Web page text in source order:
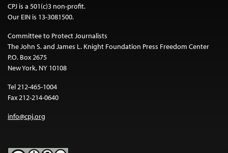
CPJ is a 501(c)3 non-profit.
Our EIN is 13-3081500.
Committee to Protect Journalists
The John S. and James L. Knight Foundation Press Freedom Center
P.O. Box 2675
New York, NY 10108
Tel 212-465-1004
Fax 212-214-0640
info@cpj.org